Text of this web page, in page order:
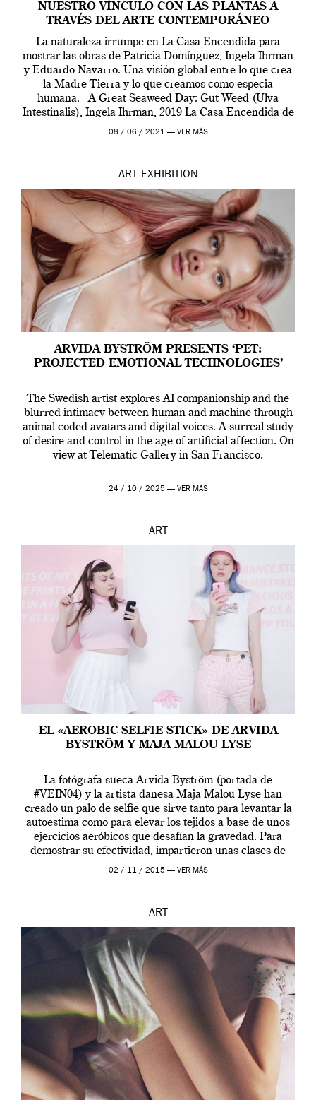
NUESTRO VÍNCULO CON LAS PLANTAS A
TRAVÉS DEL ARTE CONTEMPORÁNEO
La naturaleza irrumpe en La Casa Encendida para
mostrar las obras de Patricia Domínguez, Ingela Ihrman
y Eduardo Navarro. Una visión global entre lo que crea
la Madre Tierra y lo que creamos como especia
humana. A Great Seaweed Day: Gut Weed (Ulva
Intestinalis), Ingela Ihrman, 2019 La Casa Encendida de
Madrid y la Wellcome […]
08 / 06 / 2021 — VER MÁS
ART EXHIBITION
ARVIDA BYSTRÖM PRESENTS ‘PET:
PROJECTED EMOTIONAL TECHNOLOGIES’
The Swedish artist explores AI companionship and the
blurred intimacy between human and machine through
animal-coded avatars and digital voices. A surreal study
of desire and control in the age of artificial affection. On
view at Telematic Gallery in San Francisco.
24 / 10 / 2025 — VER MÁS
ART
EL «AEROBIC SELFIE STICK» DE ARVIDA
BYSTRÖM Y MAJA MALOU LYSE
La fotógrafa sueca Arvida Byström (portada de
#VEIN04) y la artista danesa Maja Malou Lyse han
creado un palo de selfie que sirve tanto para levantar la
autoestima como para elevar los tejidos a base de unos
ejercicios aeróbicos que desafían la gravedad. Para
demostrar su efectividad, impartieron unas clases de
prueba en el Tate […]
02 / 11 / 2015 — VER MÁS
ART